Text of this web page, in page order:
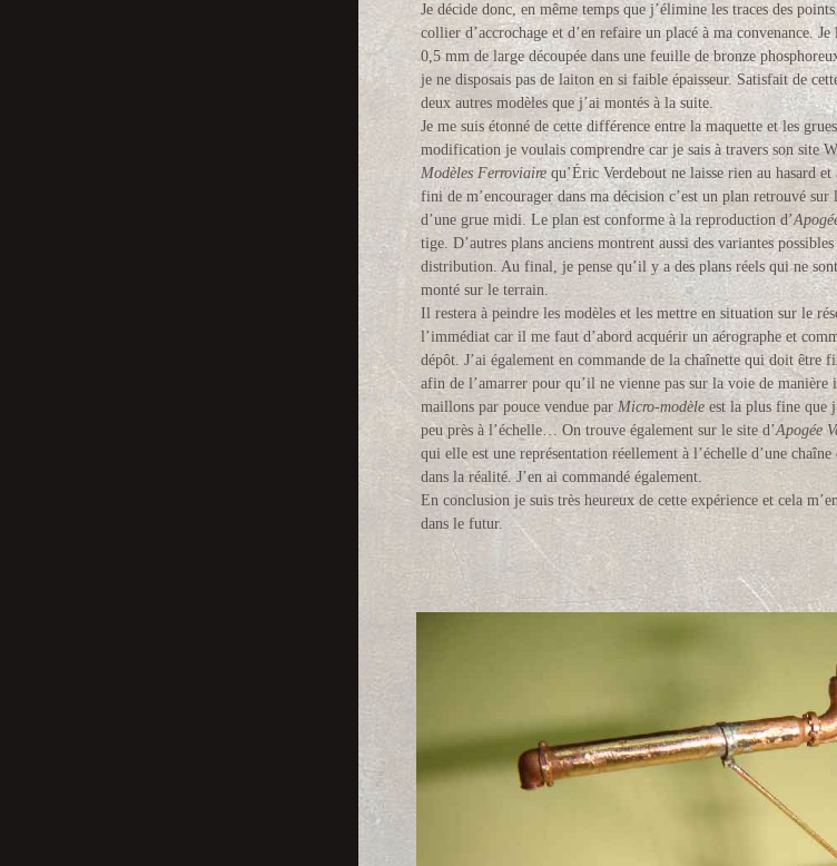
Je décide donc, en même temps que j’élimine les traces des
collier d’accrochage et d’en refaire un placé à ma convenance.
0,5 mm de large découpée dans une feuille de bronze
je ne disposais pas de laiton en si faible épaisseur. Satisfait de
deux autres modèles que j’ai montés à la suite.
Je me suis étonné de cette différence entre la maquette et les
modification je voulais comprendre car je sais à travers son site
Modèles Ferroviaire qu’Éric Verdebout ne laisse rien au hasard
fini de m’encourager dans ma décision c’est un plan retrouvé
d’une grue midi. Le plan est conforme à la reproduction d’
tige. D’autres plans anciens montrent aussi des variantes
distribution. Au final, je pense qu’il y a des plans réels qui ne
monté sur le terrain.
Il restera à peindre les modèles et les mettre en situation sur le
l’immédiat car il me faut d’abord acquérir un aérographe et
dépôt. J’ai également en commande de la chaînette qui doit être
afin de l’amarrer pour qu’il ne vienne pas sur la voie de manière
maillons par pouce vendue par Micro-modèle est la plus fine que
peu près à l’échelle… On trouve également sur le site d’Apogée
qui elle est une représentation réellement à l’échelle d’une
dans la réalité. J’en ai commandé également.
En conclusion je suis très heureux de cette expérience et cela
dans le futur.